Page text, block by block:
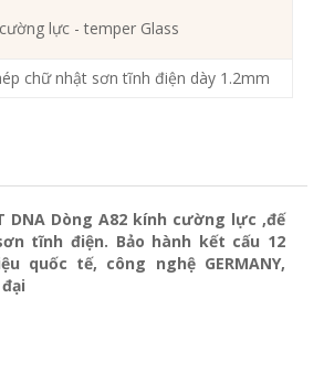
lực - temper Glass
chữ nhật sơn tĩnh điện dày 1.2mm
DNA Dòng A82 kính cường lực ,đế
tĩnh điện. Bảo hành kết cấu 12
quốc tế, công nghệ GERMANY,